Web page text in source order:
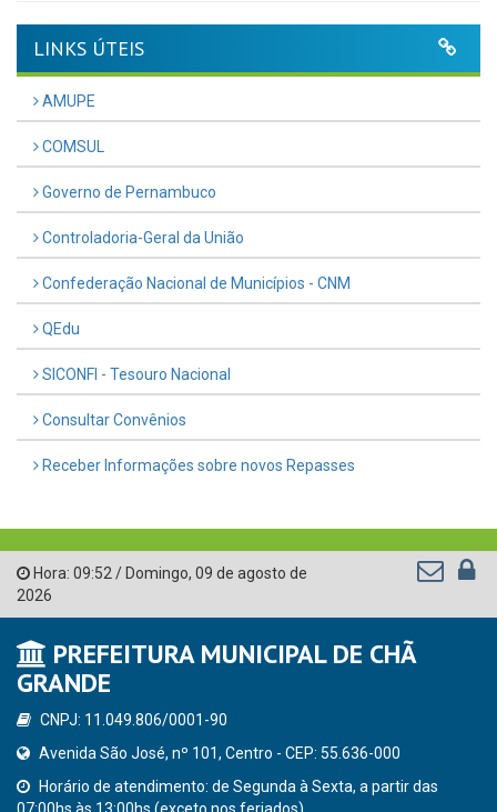
LINKS ÚTEIS
AMUPE
COMSUL
Governo de Pernambuco
Controladoria-Geral da União
Confederação Nacional de Municípios - CNM
QEdu
SICONFI - Tesouro Nacional
Consultar Convênios
Receber Informações sobre novos Repasses
Hora: 09:52/ Domingo, 09 de agosto de
2026
PREFEITURA MUNICIPAL DE CHÃ
GRANDE
CNPJ: 11.049.806/0001-90
Avenida São José, nº 101, Centro - CEP: 55.636-000
Horário de atendimento: de Segunda à Sexta, a partir das